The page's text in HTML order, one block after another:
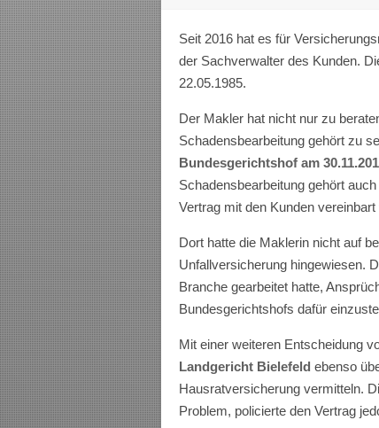
Seit 2016 hat es für
der Sachverwalter des Kunden.
22.05.1985.
Der Makler hat nicht nur zu
Schadensbearbeitung gehört zu
Bundesgerichtshof am
Schadensbearbeitung gehört
Vertrag mit den Kunden vereinbart
Dort hatte die Maklerin nicht auf
Unfallversicherung hingewiesen.
Branche gearbeitet hatte,
Bundesgerichtshofs dafür
Mit einer weiteren Entscheidung
Landgericht Bielefeld ebenso
Hausratversicherung vermitteln.
Problem, policierte den Vertrag